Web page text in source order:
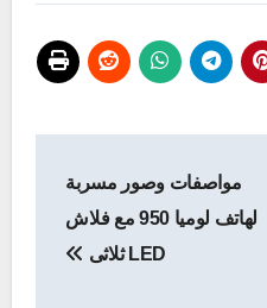
مواصفات وصور مسربة
لهاتف لوميا 950 مع فلاش
LED ثلاثى